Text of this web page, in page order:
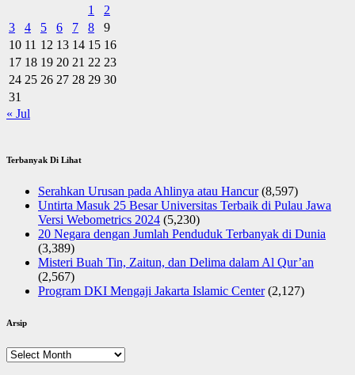
1
2
3
4 5 6 7 8
9
10 11 12 13 14 15 16
17 18 19 20 21 22 23
24 25 26 27 28 29 30
31
« Jul
Terbanyak Di Lihat
Serahkan Urusan pada Ahlinya atau Hancur (8,597)
Untirta Masuk 25 Besar Universitas Terbaik di Pulau Jawa
Versi Webometrics 2024 (5,230)
20 Negara dengan Jumlah Penduduk Terbanyak di Dunia
(3,389)
Misteri Buah Tin, Zaitun, dan Delima dalam Al Qur’an
(2,567)
Program DKI Mengaji Jakarta Islamic Center (2,127)
Arsip
Arsip